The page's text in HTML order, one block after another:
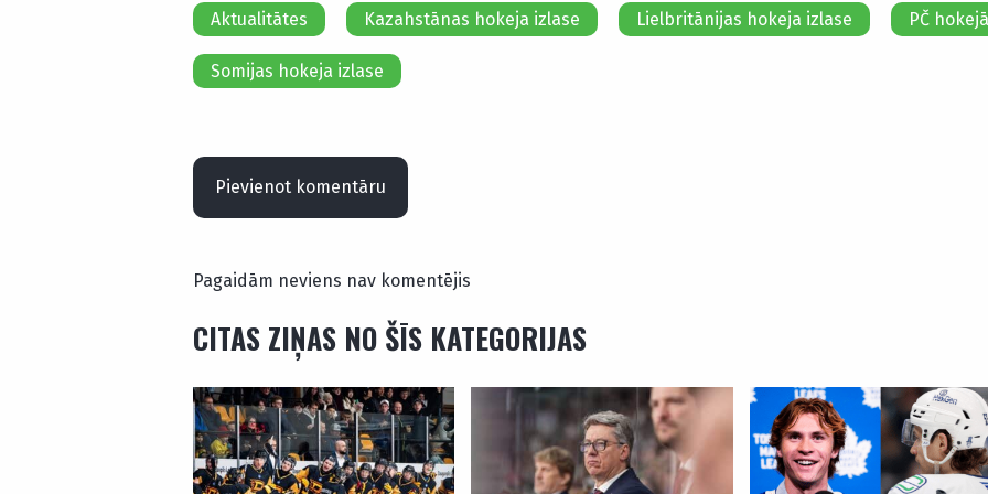
Aktualitātes Kazahstānas hokeja izlase Lielbritānijas hokeja izlase PČ hokejā
Somijas hokeja izlase
Pievienot komentāru
Pagaidām neviens nav komentējis
CITAS ZIŅAS NO ŠĪS KATEGORIJAS